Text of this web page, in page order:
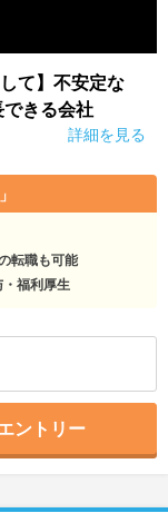
て】不安定な
きる会社
詳細を見る
転職も可能
福利厚生
ントリー